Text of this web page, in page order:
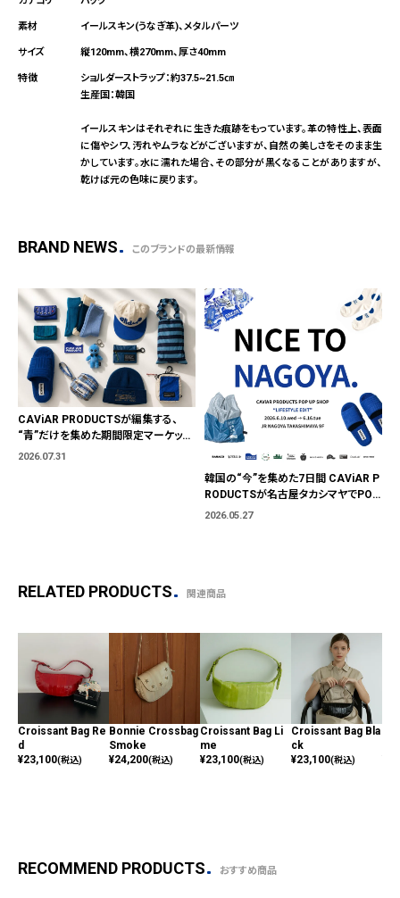
イールスキン(うなぎ革)、メタルパーツ
縦120mm、横270mm、厚さ40mm
ショルダーストラップ：約37.5~21.5㎝
生産国：韓国
イールスキンはそれぞれに生きた痕跡をもっています。革の特性上、表面
に傷やシワ、汚れやムラなどがございますが、自然の美しさをそのまま生
かしています。水に濡れた場合、その部分が黒くなることがありますが、
乾けば元の色味に戻ります。
BRAND NEWS このブランドの最新情報
CAViAR PRODUCTSが編集する、
“青”だけを集めた期間限定マーケット
「BLUE MARKET」が横浜に。ブランド
2026.07.31
韓国の“今”を集めた7日間 CAViAR P
RODUCTSが名古屋タカシマヤでPOP
UP開催
2026.05.27
RELATED PRODUCTS 関連商品
Croissant Bag Re
d
¥23,100(税込)
Bonnie Crossbag
Smoke
¥24,200(税込)
Croissant Bag Li
me
¥23,100(税込)
Croissant Bag Bla
ck
¥23,100(税込)
RECOMMEND PRODUCTS おすすめ商品